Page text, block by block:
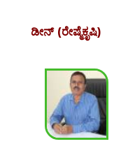
ಡೀನ್ (ರೇಷ್ಮೆಕೃಷಿ)